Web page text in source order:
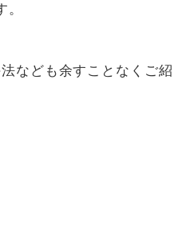
なども余すことなくご紹